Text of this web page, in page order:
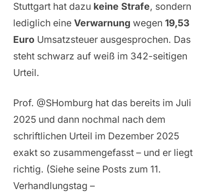
Stuttgart hat dazu keine Strafe, sondern
lediglich eine Verwarnung wegen 19,53
Euro Umsatzsteuer ausgesprochen. Das
steht schwarz auf weiß im 342-seitigen
Urteil.
Prof. @SHomburg hat das bereits im Juli
2025 und dann nochmal nach dem
schriftlichen Urteil im Dezember 2025
exakt so zusammengefasst – und er liegt
richtig. (Siehe seine Posts zum 11.
Verhandlungstag –